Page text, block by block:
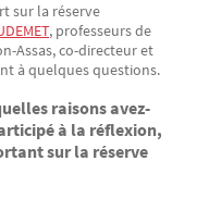
sur la réserve
, professeurs de
Assas, co-directeur et
à quelques questions.
raisons avez-
à la réflexion,
sur la réserve